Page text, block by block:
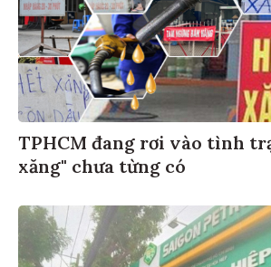
TPHCM đang rơi vào tình
xăng" chưa từng có